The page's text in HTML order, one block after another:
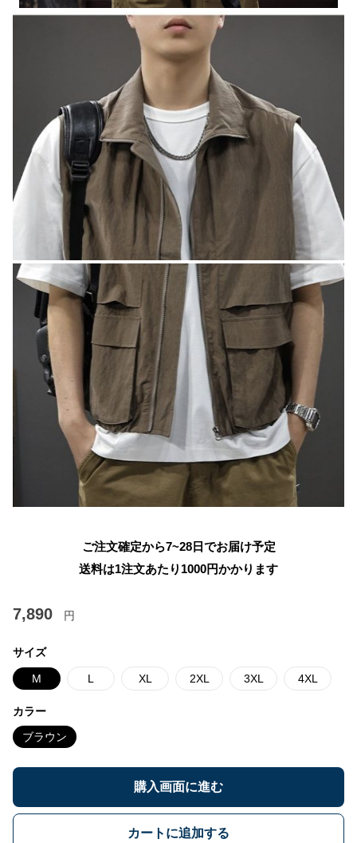
ご注文確定から7~28日でお届け予定
送料は1注文あたり 1000円かかります
7,890 円
サイズ
M L XL 2XL 3XL 4XL
カラー
ブラウン
購入画面に進む
カートに追加する